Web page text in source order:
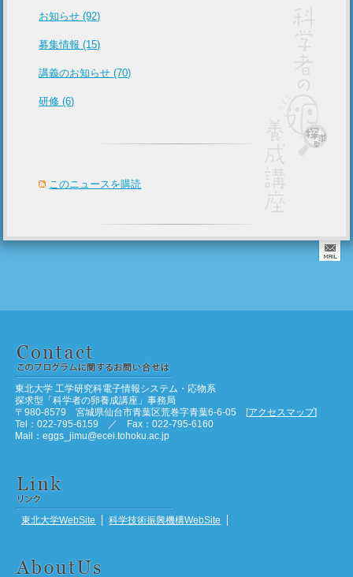
お知らせ (92)
募集情報 (15)
講義のお知らせ (70)
研修 (6)
このニュースを購読
東北大学 工学研究科電子情報システム・応物系
探求型「科学者の卵養成講座」事務局
〒980-8579 宮城県仙台市青葉区荒巻字青葉6-6-05 [アクセスマップ]
Tel：022-795-6159 ／ Fax：022-795-6160
Mail：eggs_jimu@ecei.tohoku.ac.jp
東北大学WebSite 科学技術振興機構WebSite